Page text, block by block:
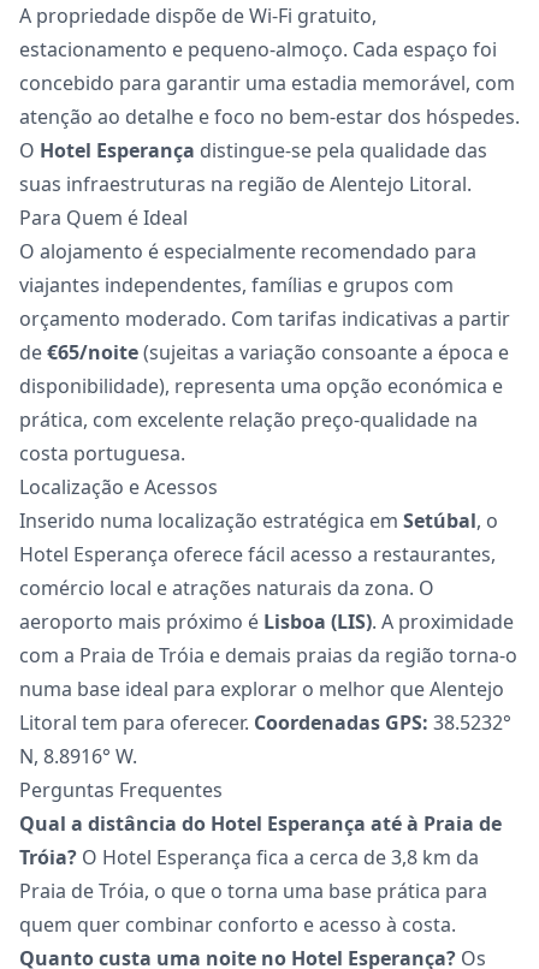
A propriedade dispõe de Wi-Fi gratuito,
estacionamento e pequeno-almoço. Cada espaço foi
concebido para garantir uma estadia memorável, com
atenção ao detalhe e foco no bem-estar dos hóspedes.
O Hotel Esperança distingue-se pela qualidade das
suas infraestruturas na região de Alentejo Litoral.
Para Quem é Ideal
O alojamento é especialmente recomendado para
viajantes independentes, famílias e grupos com
orçamento moderado. Com tarifas indicativas a partir
de€65/noite(sujeitas a variação consoante a época e
disponibilidade), representa uma opção económica e
prática, com excelente relação preço-qualidade na
costa portuguesa.
Localização e Acessos
Inserido numa localização estratégica em Setúbal, o
Hotel Esperança oferece fácil acesso a restaurantes,
comércio local e atrações naturais da zona. O
aeroporto mais próximo é Lisboa (LIS). A proximidade
com a Praia de Tróia e demais praias da região torna-o
numa base ideal para explorar o melhor que Alentejo
Litoral tem para oferecer. Coordenadas GPS: 38.5232°
N, 8.8916° W.
Perguntas Frequentes
Qual a distância do Hotel Esperança até à Praia de
Tróia? O Hotel Esperança fica a cerca de 3,8 km da
Praia de Tróia, o que o torna uma base prática para
quem quer combinar conforto e acesso à costa.
Quanto custa uma noite no Hotel Esperança? Os